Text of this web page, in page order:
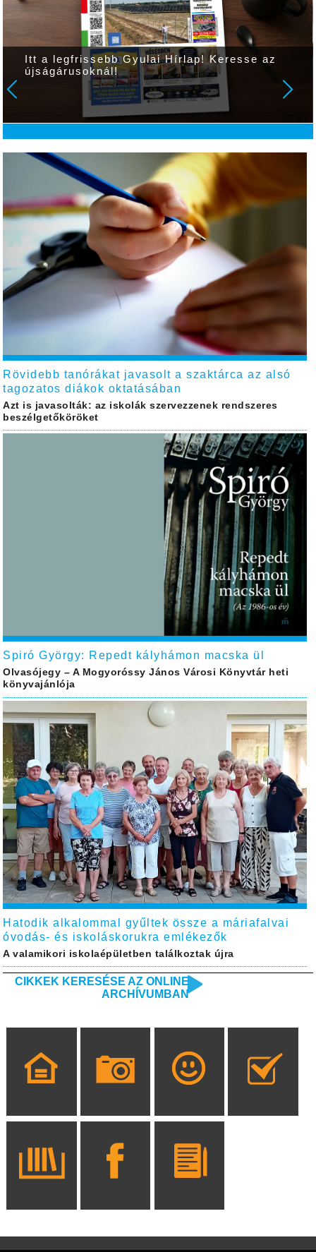
Itt a legfrissebb Gyulai Hírlap! Keresse az
újságárusoknál!
Rövidebb tanórákat javasolt a szaktárca az alsó
tagozatos diákok oktatásában
Azt is javasolták: az iskolák szervezzenek rendszeres
beszélgetőköröket
Spiró György: Repedt kályhámon macska ül
Olvasójegy – A Mogyoróssy János Városi Könyvtár heti
könyvajánlója
Hatodik alkalommal gyűltek össze a máriafalvai
óvodás- és iskoláskorukra emlékezők
A valamikori iskolaépületben találkoztak újra
CIKKEK KERESÉSE AZ ONLINE
ARCHÍVUMBAN